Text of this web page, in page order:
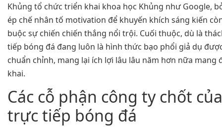
Khủng tổ chức triển khai khoa học Khủng như Google,
ép chế nhân tố motivation để khuyến khích sáng kiến
buộc sự chiến chiến thắng nổi trội. Cuối thuộc, dù là
tiếp bóng đá đang luôn là hình thức bạo phổi giả dụ
chuẩn chỉnh, mang lại ích lợi lâu lâu năm hơn nữa mang
khai.
Các cỗ phận công ty chốt
trực tiếp bóng đá